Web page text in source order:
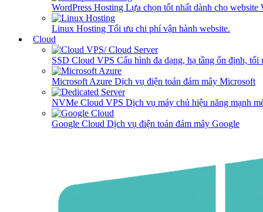
WordPress Hosting Lựa chọn tốt nhất dành cho website
Linux Hosting Tối ưu chi phí vận hành website.
Cloud
SSD Cloud VPS Cấu hình đa dạng, hạ tầng ổn định,
Microsoft Azure Dịch vụ điện toán đám mây Microsoft
NVMe Cloud VPS Dịch vụ máy chủ hiệu năng mạnh
Google Cloud Dịch vụ điện toán đám mây Google